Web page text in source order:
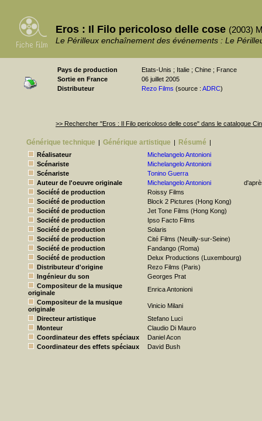
Eros : Il Filo pericoloso delle cose (2003)
Le Périlleux enchaînement des événements : Le
Pays de production
Etats-Unis ; Italie ; Chine ; France
Sortie en France
06 juillet 2005
Distributeur
Rezo Films (source : ADRC)
>> Rechercher "Eros : Il Filo pericoloso delle cose" dans le catalogue
Générique technique | Générique artistique | Résumé |
Réalisateur
Michelangelo Antonioni
Scénariste
Michelangelo Antonioni
Scénariste
Tonino Guerra
Auteur de l'oeuvre originale
Michelangelo Antonioni
Société de production
Roissy Films
Société de production
Block 2 Pictures (Hong Kong)
Société de production
Jet Tone Films (Hong Kong)
Société de production
Ipso Facto Films
Société de production
Solaris
Société de production
Cité Films (Neuilly-sur-Seine)
Société de production
Fandango (Roma)
Société de production
Delux Productions (Luxembourg)
Distributeur d'origine
Rezo Films (Paris)
Ingénieur du son
Georges Prat
Compositeur de la musique
originale
Enrica Antonioni
Compositeur de la musique
originale
Vinicio Milani
Directeur artistique
Stefano Luci
Monteur
Claudio Di Mauro
Coordinateur des effets spéciaux
Daniel Acon
Coordinateur des effets spéciaux
David Bush